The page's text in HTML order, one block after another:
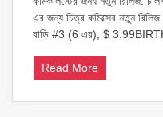
এর জন্য চিত্র কমিক্সের নতুন
বাড়ি #3 (6 এর), $
Read More